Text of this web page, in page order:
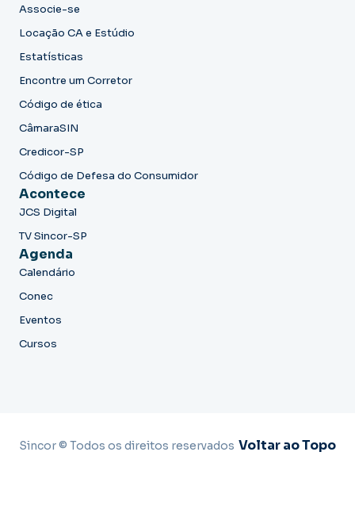
Associe-se
Locação CA e Estúdio
Estatísticas
Encontre um Corretor
Código de ética
CâmaraSIN
Credicor-SP
Código de Defesa do Consumidor
Acontece
JCS Digital
TV Sincor-SP
Agenda
Calendário
Conec
Eventos
Cursos
Sincor © Todos os direitos reservados Voltar ao Topo